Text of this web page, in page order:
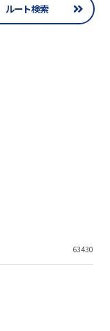
ルート検索
63430